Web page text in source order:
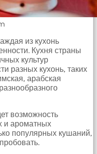
из кухонь
Кухня страны
культур
разных кухонь, таких
арабская
возможность
и ароматных
популярных кушаний,